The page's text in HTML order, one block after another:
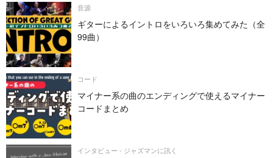
音源
ギターによるイントロをいろいろ集めてみた（全
99曲）
コード
マイナー系の曲のエンディングで使えるマイナー
コードまとめ
インタビュー - ジャズマンに訊く